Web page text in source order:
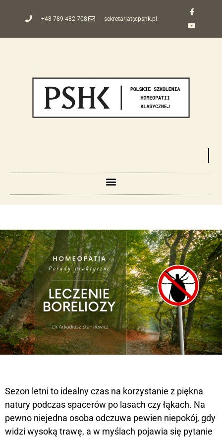
+48 789 482 708 sekretariat@pshk.pl
Sezon letni to idealny czas na korzystanie z piękna
natury podczas spacerów po lasach czy łąkach. Na
pewno niejedna osoba odczuwa pewien niepokój, gdy
widzi wysoką trawę, a w myślach pojawia się pytanie